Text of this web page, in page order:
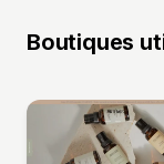
Boutiques